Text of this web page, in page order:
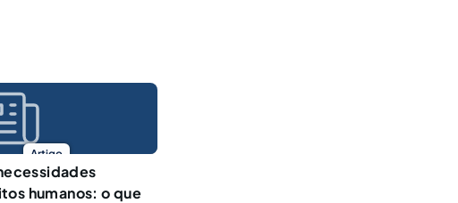
Artigo
humanos: o que